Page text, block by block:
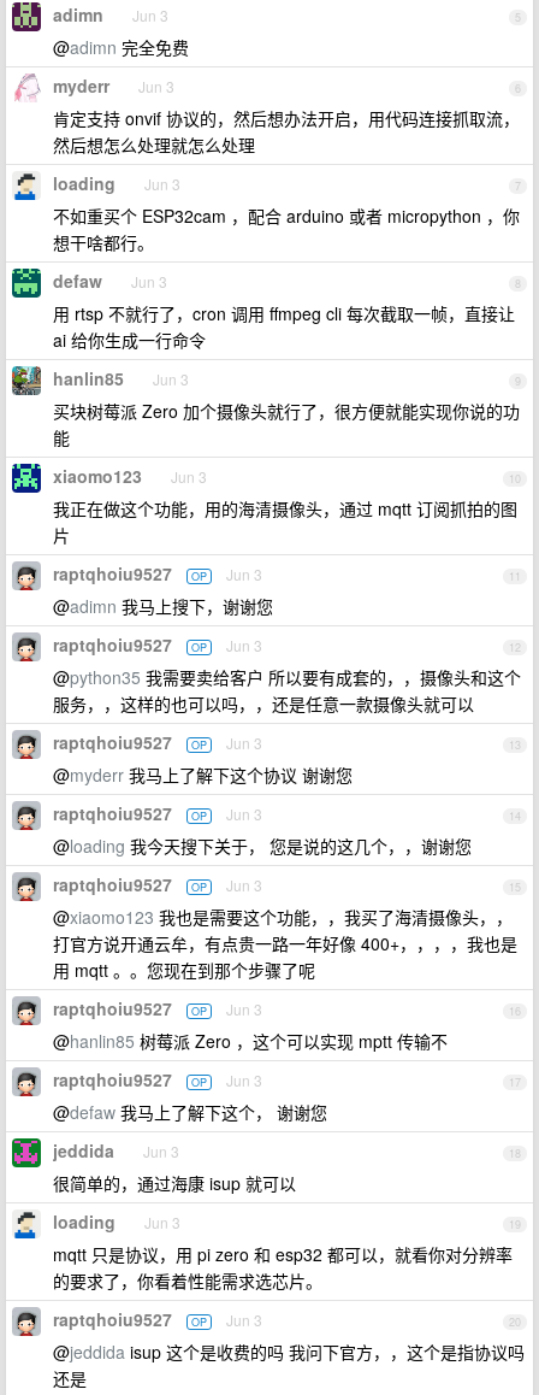
5
adimn Jun 3
@adimn 完全免费
6
myderr Jun 3
肯定支持 onvif 协议的，然后想办法开启，用代码连接抓取流，
然后想怎么处理就怎么处理
7
loading Jun 3
不如重买个 ESP32cam ，配合 arduino 或者 micropython ，你
想干啥都行。
8
defaw Jun 3
用 rtsp 不就行了，cron 调用 ffmpeg cli 每次截取一帧，直接让
ai 给你生成一行命令
9
hanlin85 Jun 3
买块树莓派 Zero 加个摄像头就行了，很方便就能实现你说的功
能
10
xiaomo123 Jun 3
我正在做这个功能，用的海清摄像头，通过 mqtt 订阅抓拍的图
片
11
raptqhoiu9527 OP Jun 3
@adimn 我马上搜下，谢谢您
12
raptqhoiu9527 OP Jun 3
@python35 我需要卖给客户 所以要有成套的，，摄像头和这个
服务，，这样的也可以吗，，还是任意一款摄像头就可以
13
raptqhoiu9527 OP Jun 3
@myderr 我马上了解下这个协议 谢谢您
14
raptqhoiu9527 OP Jun 3
@loading 我今天搜下关于， 您是说的这几个，，谢谢您
15
raptqhoiu9527 OP Jun 3
@xiaomo123 我也是需要这个功能，，我买了海清摄像头，，
打官方说开通云牟，有点贵一路一年好像 400+，，，，我也是
用 mqtt 。。您现在到那个步骤了呢
16
raptqhoiu9527 OP Jun 3
@hanlin85 树莓派 Zero ，这个可以实现 mptt 传输不
17
raptqhoiu9527 OP Jun 3
@defaw 我马上了解下这个， 谢谢您
18
jeddida Jun 3
很简单的，通过海康 isup 就可以
19
loading Jun 3
mqtt 只是协议，用 pi zero 和 esp32 都可以，就看你对分辨率
的要求了，你看着性能需求选芯片。
20
raptqhoiu9527 OP Jun 3
@jeddida isup 这个是收费的吗 我问下官方，，这个是指协议吗
还是